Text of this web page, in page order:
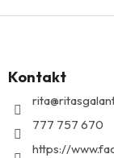
aKontakt
rita@
777 757 670
https://